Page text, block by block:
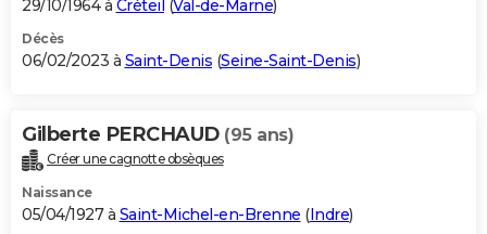
29/10/1964 à Créteil (Val-de-Marne)
Décès
06/02/2023 à Saint-Denis (Seine-Saint-Denis)
Gilberte PERCHAUD (95 ans)
Créer une cagnotte obsèques
Naissance
05/04/1927 à Saint-Michel-en-Brenne (Indre)